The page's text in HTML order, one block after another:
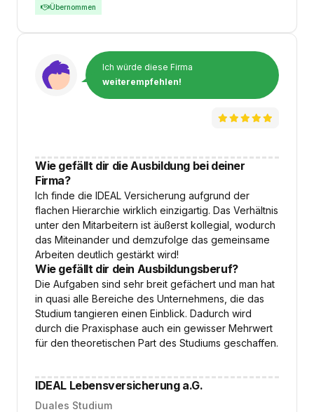
Übernommen
Ich würde diese Firma
weiterempfehlen!
Wie gefällt dir die Ausbildung bei deiner
Firma?
Ich finde die IDEAL Versicherung aufgrund der
flachen Hierarchie wirklich einzigartig. Das Verhältnis
unter den Mitarbeitern ist äußerst kollegial, wodurch
das Miteinander und demzufolge das gemeinsame
Arbeiten deutlich gestärkt wird!
Wie gefällt dir dein Ausbildungsberuf?
Die Aufgaben sind sehr breit gefächert und man hat
in quasi alle Bereiche des Unternehmens, die das
Studium tangieren einen Einblick. Dadurch wird
durch die Praxisphase auch ein gewisser Mehrwert
für den theoretischen Part des Studiums geschaffen.
IDEAL Lebensversicherung a.G.
Duales Studium